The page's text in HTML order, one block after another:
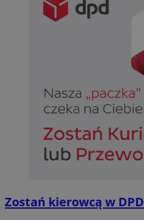
Zostań kierowcą w DPD